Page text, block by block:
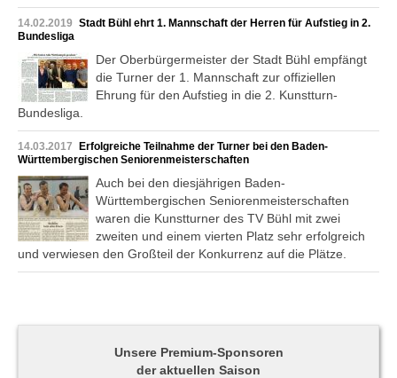
14.02.2019 Stadt Bühl ehrt 1. Mannschaft der Herren für Aufstieg in 2.
Bundesliga
Der Oberbürgermeister der Stadt Bühl empfängt
die Turner der 1. Mannschaft zur offiziellen
Ehrung für den Aufstieg in die 2. Kunstturn-
Bundesliga.
14.03.2017
Erfolgreiche Teilnahme der Turner bei den Baden-
Württembergischen Seniorenmeisterschaften
Auch bei den diesjährigen Baden-
Württembergischen Seniorenmeisterschaften
waren die Kunstturner des TV Bühl mit zwei
zweiten und einem vierten Platz sehr erfolgreich
und verwiesen den Großteil der Konkurrenz auf die Plätze.
Unsere Premium-Sponsoren
der aktuellen Saison